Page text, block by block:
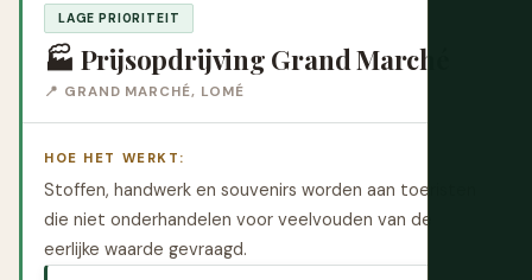
LAGE PRIORITEIT
🏭 Prijsopdrijving Grand Marché
📍 GRAND MARCHÉ, LOMÉ
HOE HET WERKT:
Stoffen, handwerk en souvenirs worden aan toeristen
die niet onderhandelen voor veelvouden van de
eerlijke waarde gevraagd.